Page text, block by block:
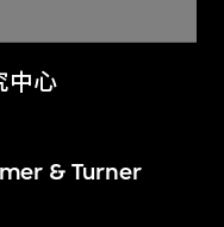
中心
& Turner
一世纪视觉